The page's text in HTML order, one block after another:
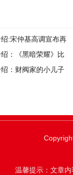
:宋仲基高调宣布再
：《黑暗荣耀》比
演技更稳
：财阀家的小儿子
温馨提示：文章